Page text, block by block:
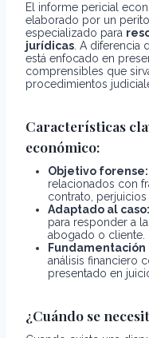
El informe pericial
elaborado por un
especializado para
jurídicas . A diferencia
está enfocado en
comprensibles que
procedimientos
Características
económico:
Objetivo forense:
relacionados con
contrato,
Adaptado al caso:
para responder a
abogado o cliente.
análisis financiero
presentado en
¿Cuándo se